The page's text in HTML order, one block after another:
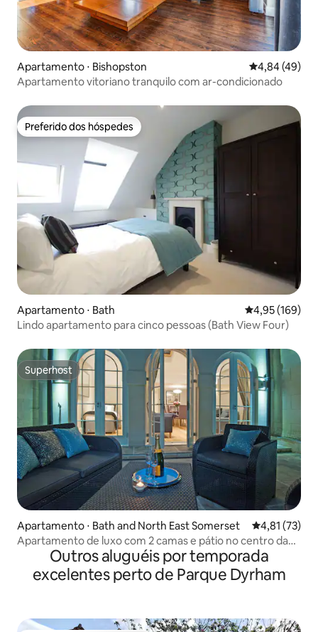
Apartamento ⋅ Bishopston 4,84 de uma
4,84 (49)
Apartamento vitoriano tranquilo com ar-condicionado
Preferido dos hóspedes
Preferido dos hóspedes
Apartamento ⋅ Bath 4,95 de uma
4,95 (169)
Lindo apartamento para cinco pessoas (Bath View Four)
Superhost
Superhost
Apartamento ⋅ Bath and North East Somerset 4,81 de uma
4,81 (73)
Apartamento de luxo com 2 camas e pátio no centro da
cidade de Bath
Outros aluguéis por temporada
excelentes perto de Parque Dyrham